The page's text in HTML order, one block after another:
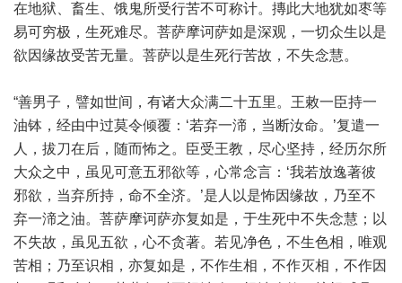
在地狱、畜生、饿鬼所受行苦不可称计。摶此大地犹如枣等
易可穷极，生死难尽。菩萨摩诃萨如是深观，一切众生以是
欲因缘故受苦无量。菩萨以是生死行苦故，不失念慧。
“善男子，譬如世间，有诸大众满二十五里。王敕一臣持一
油钵，经由中过莫令倾覆：‘若弃一渧，当断汝命。’复遣一
人，拔刀在后，随而怖之。臣受王教，尽心坚持，经历尔所
大众之中，虽见可意五邪欲等，心常念言：‘我若放逸著彼
邪欲，当弃所持，命不全济。’是人以是怖因缘故，乃至不
弃一渧之油。菩萨摩诃萨亦复如是，于生死中不失念慧；以
不失故，虽见五欲，心不贪著。若见净色，不生色相，唯观
苦相；乃至识相，亦复如是，不作生相，不作灭相，不作因